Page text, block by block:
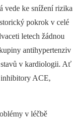
vede ke snížení rizika
pokrok v celé
letech žádnou
antihypertenziv
v kardiologii. Ať
inhibitory ACE,
v léčbě